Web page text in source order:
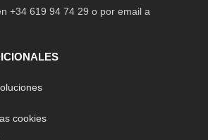
+34 619 94 74 29 o por email a
cookies